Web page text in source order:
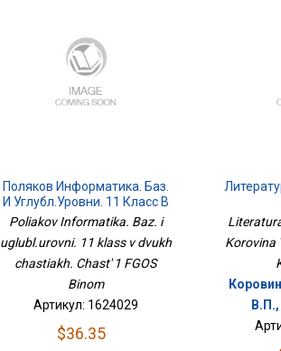
Поляков Информатика. Баз.
И Углубл.уровни. 11 Класс В
Двух Частях. Часть 1 ФГОС
Poliakov Informatika. Baz. i
uglubl.urovni. 11 klass v dvukh
chastiakh. Chast' 1 FGOS
Binom
Артикул: 1624029
$36.35
Korovina